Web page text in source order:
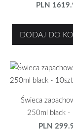
PLN
DODAJ DO
Świeca
250ml black -
PLN